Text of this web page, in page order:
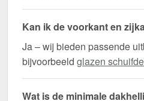
Kan ik de voorkant en
Ja – wij bieden passende
bijvoorbeeld glazen
Wat is de minimale